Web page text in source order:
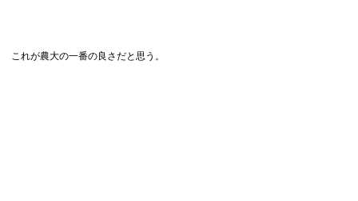
これが農大の一番の良さだと思う。